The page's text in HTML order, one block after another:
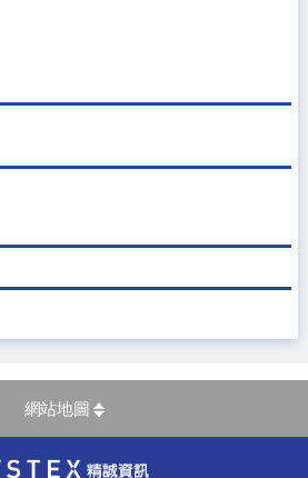
網站地圖